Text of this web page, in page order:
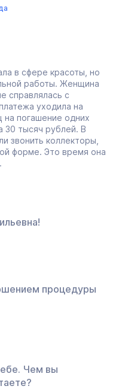
в сфере красоты, но
работы. Женщина
справлялась с
уходила на
погашение одних
30 тысяч рублей. В
звонить коллекторы,
форме. Это время она
процедуры
Чем вы